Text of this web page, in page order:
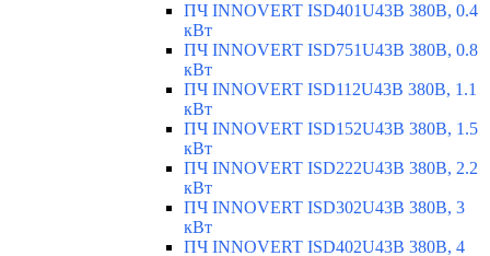
ПЧ INNOVERT ISD401U43B 380В, 0.4
кВт
ПЧ INNOVERT ISD751U43B 380В, 0.8
кВт
ПЧ INNOVERT ISD112U43B 380В, 1.1
кВт
ПЧ INNOVERT ISD152U43B 380В, 1.5
кВт
ПЧ INNOVERT ISD222U43B 380В, 2.2
кВт
ПЧ INNOVERT ISD302U43B 380В, 3
кВт
ПЧ INNOVERT ISD402U43B 380В, 4